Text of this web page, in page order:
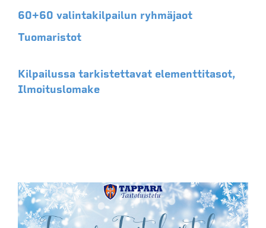
60+60 valintakilpailun ryhmäjaot
Tuomaristot
Kilpailussa tarkistettavat elementtitasot,
Ilmoituslomake